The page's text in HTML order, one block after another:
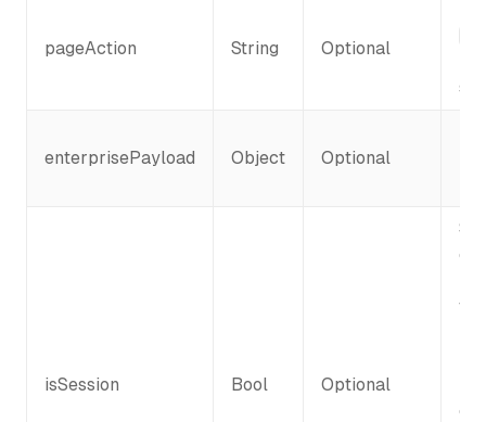
pageAction String Optional
enterprisePayload Object Optional
isSession Bool Optional
ein